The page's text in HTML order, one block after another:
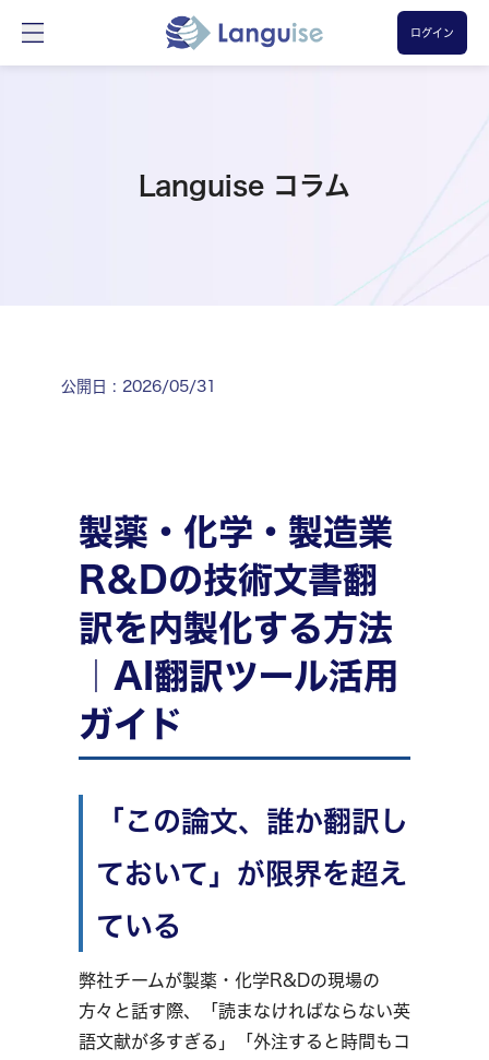
ログイン
Languise コラム
公開日 : 2026/05/31
製薬・化学・製造業
R&Dの技術文書翻
訳を内製化する方法
｜AI翻訳ツール活用
ガイド
「この論文、誰か翻訳し
ておいて」が限界を超え
ている
弊社チームが製薬・化学R&Dの現場の
方々と話す際、「読まなければならない英
語文献が多すぎる」「外注すると時間もコ